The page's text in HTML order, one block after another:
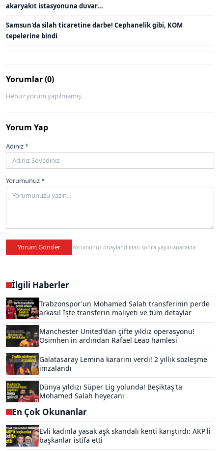
akaryakıt istasyonuna duvar...
Samsun'da silah ticaretine darbe! Cephanelik gibi, KOM
tepelerine bindi
Yorumlar (0)
Henüz yorum yapılmamış.
Yorum Yap
Adınız *
Yorumunuz *
Yorum Gönder Yorumunuz onaylandıktan sonra yayınlanacaktır.
İlgili Haberler
Trabzonspor'un Mohamed Salah transferinin perde
arkası! İşte transferin maliyeti ve tüm detaylar
Manchester United'dan çifte yıldız operasyonu!
Osimhen'in ardından Rafael Leao hamlesi
Galatasaray Lemina kararını verdi! 2 yıllık sözleşme
imzalandı
Dünya yıldızı Süper Lig yolunda! Beşiktaş'ta
Mohamed Salah heyecanı
En Çok Okunanlar
Evli kadınla yasak aşk skandalı kenti karıştırdı: AKP'li
başkanlar istifa etti